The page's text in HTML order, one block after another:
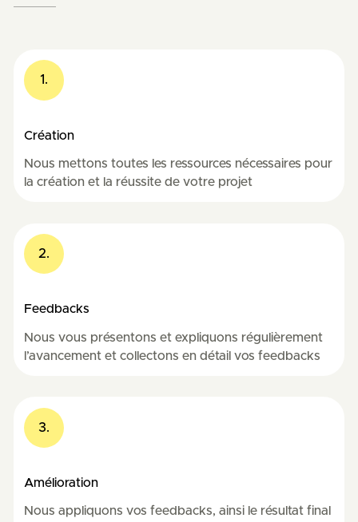
1.
Création
Nous mettons toutes les ressources nécessaires pour
la création et la réussite de votre projet
2.
Feedbacks
Nous vous présentons et expliquons régulièrement
l’avancement et collectons en détail vos feedbacks
3.
Amélioration
Nous appliquons vos feedbacks, ainsi le résultat final